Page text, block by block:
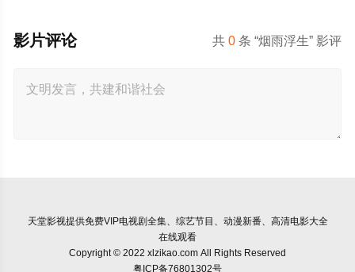
共0 条 “烟雨浮生” 影评
影片评论
天堂影视提供免费VIP电视剧全集、综艺节目、动漫新番、高清电影大全
在线观看
Copyright © 2022 xlzikao.com All Rights Reserved
粤ICP备76801302号